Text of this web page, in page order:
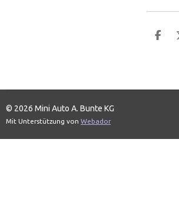
T
n
© 2026 Mini Auto A. Bunte KG
Mit Unterstützung von Webador